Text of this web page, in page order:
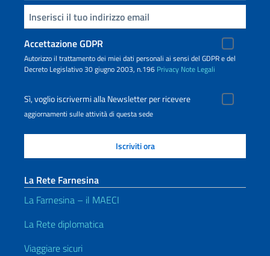
Inserisci la tua email
Accettazione GDPR
Autorizzo il trattamento dei miei dati personali ai sensi del GDPR e del
Decreto Legislativo 30 giugno 2003, n.196 Privacy Note Legali
Sì, voglio iscrivermi alla Newsletter per ricevere
aggiornamenti sulle attività di questa sede
La Rete Farnesina
La Farnesina – il MAECI
La Rete diplomatica
Viaggiare sicuri